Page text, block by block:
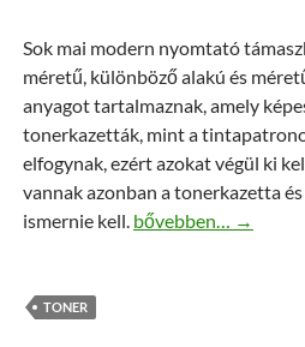
Sok mai modern nyomtató
méretű, különböző alakú és
anyagot tartalmaznak, amely
tonerkazetták, mint a
elfogynak, ezért azokat végül ki
vannak azonban a tonerkazetta
ismernie kell. Minőségi HP
bővebben… →
TONER